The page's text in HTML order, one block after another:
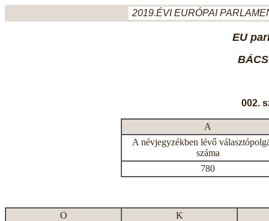
2019.ÉVI EURÓPAI
EU
002.
A
A névjegyzékben lévő
száma
780
O
K